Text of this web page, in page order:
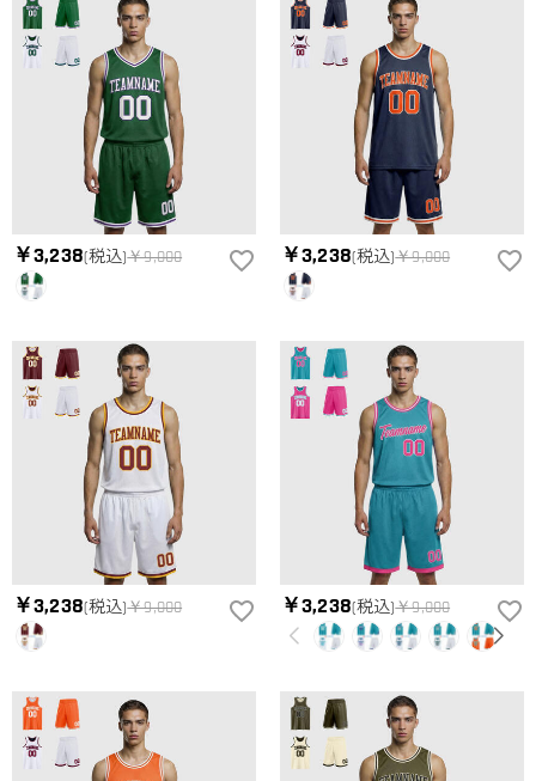
￥3,238(税込)￥9,000 ￥3,238(税込)￥9,000
￥3,238(税込)￥9,000 ￥3,238(税込)￥9,000